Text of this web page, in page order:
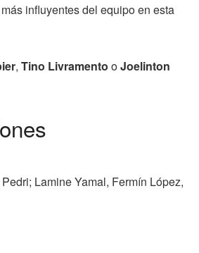
influyentes del equipo en esta
, Tino Livramento oJoelinton
Lamine Yamal, Fermín López,